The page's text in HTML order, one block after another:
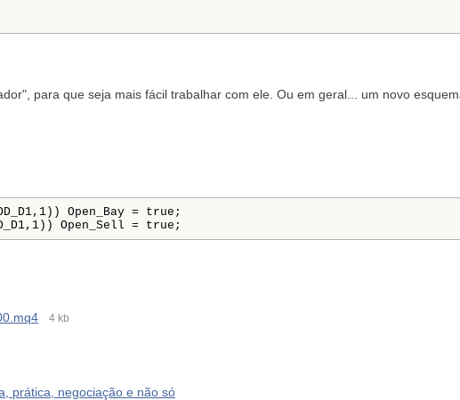
para que seja mais fácil trabalhar com ele. Ou em geral... um novo
, 1 ) ) Open_Bay = true ;
, 1 ) ) Open_Sell = true ;
4 kb
prática, negociação e não só